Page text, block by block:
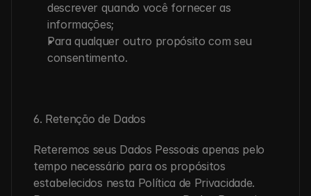
descrever quando você fornecer as
informações;
Para qualquer outro propósito com seu
consentimento.
6. Retenção de Dados
Reteremos seus Dados Pessoais apenas pelo
tempo necessário para os propósitos
estabelecidos nesta Política de Privacidade.